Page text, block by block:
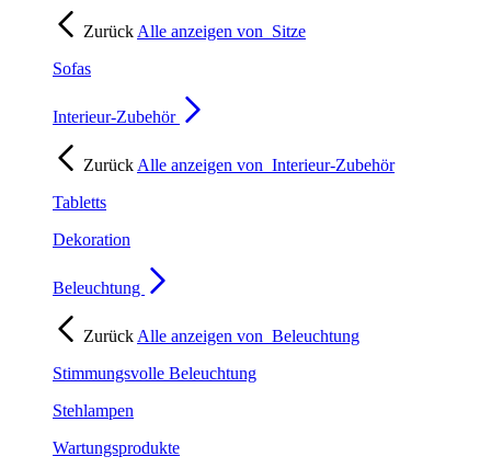
Zurück Alle anzeigen von Sitze
Sofas
Interieur-Zubehör
Zurück Alle anzeigen von Interieur-Zubehör
Tabletts
Dekoration
Beleuchtung
Zurück Alle anzeigen von Beleuchtung
Stimmungsvolle Beleuchtung
Stehlampen
Wartungsprodukte